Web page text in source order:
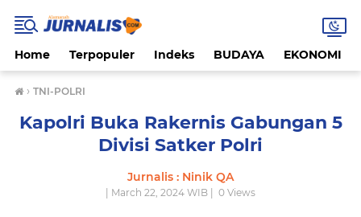
Home Terpopuler Indeks BUDAYA EKONOMI
› TNI-POLRI
Kapolri Buka Rakernis Gabungan 5
Divisi Satker Polri
Jurnalis : Ninik QA
| March 22, 2024 WIB | 0 Views